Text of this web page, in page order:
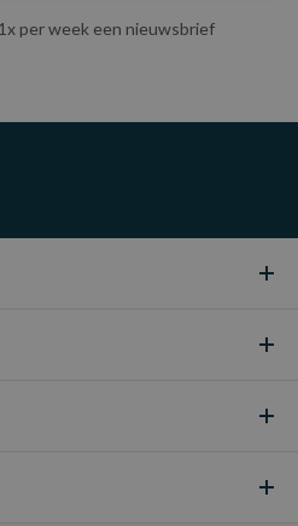
per week een nieuwsbrief